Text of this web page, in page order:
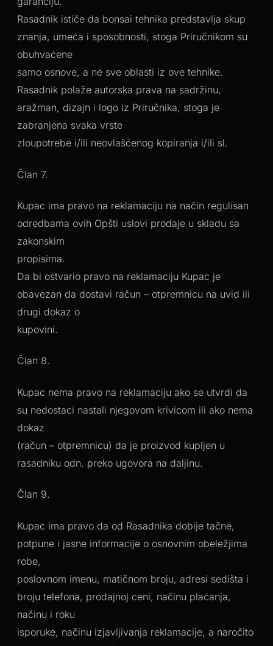
Rasadnik ističe da bonsai tehnika predstavlja skup
znanja, umeća i sposobnosti, stoga Priručnikom su
obuhvaćene
samo osnove, a ne sve oblasti iz ove tehnike.
Rasadnik polaže autorska prava na sadržinu,
aražman, dizajn i logo iz Priručnika, stoga je
zabranjena svaka vrste
zloupotrebe i/ili neovlašćenog kopiranja i/ili sl.
Član 7.
Kupac ima pravo na reklamaciju na način regulisan
odredbama ovih Opšti uslovi prodaje u skladu sa
zakonskim
propisima.
Da bi ostvario pravo na reklamaciju Kupac je
obavezan da dostavi račun – otpremnicu na uvid ili
drugi dokaz o
kupovini.
Član 8.
Kupac nema pravo na reklamaciju ako se utvrdi da
su nedostaci nastali njegovom krivicom ili ako nema
dokaz
(račun – otpremnicu) da je proizvod kupljen u
rasadniku odn. preko ugovora na daljinu.
Član 9.
Kupac ima pravo da od Rasadnika dobije tačne,
potpune i jasne informacije o osnovnim obeležjima
robe,
poslovnom imenu, matičnom broju, adresi sedišta i
broju telefona, prodajnoj ceni, načinu plaćanja,
načinu i roku
isporuke, načinu izjavljivanja reklamacije, a naročito